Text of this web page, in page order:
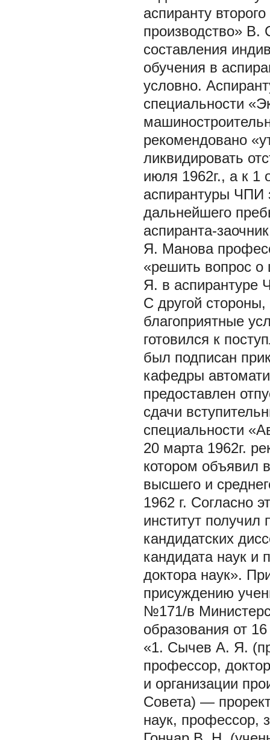
аспиранту
производство» В.
составления
обучения в
условно.
специальности
рекомендовано
ликвидировать
июля 1962г., а к 1
аспирантуры ЧПИ
дальнейшего
аспиранта-
Я. Манова
«решить вопрос о
Я. в аспирантуре
С другой стороны,
благоприятные
готовился к
был подписан
кафедры
предоставлен
сдачи
специальности
20 марта 1962г.
котором объявил
высшего и
1962 г. Согласно
институт получил
кандидатских
кандидата наук и
доктора наук».
присуждению
№171/в
образования от
«1. Сычев А. Я.
профессор,
и организации
Совета) —
наук, профессор,